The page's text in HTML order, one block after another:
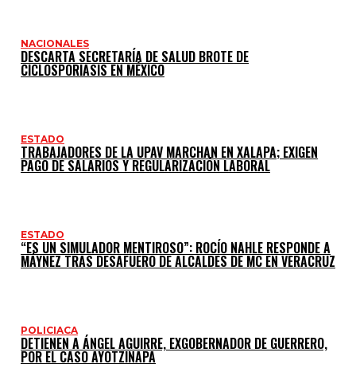
NACIONALES
DESCARTA SECRETARÍA DE SALUD BROTE DE
CICLOSPORIASIS EN MÉXICO
ESTADO
TRABAJADORES DE LA UPAV MARCHAN EN XALAPA; EXIGEN
PAGO DE SALARIOS Y REGULARIZACIÓN LABORAL
ESTADO
“ES UN SIMULADOR MENTIROSO”: ROCÍO NAHLE RESPONDE A
MÁYNEZ TRAS DESAFUERO DE ALCALDES DE MC EN VERACRUZ
POLICIACA
DETIENEN A ÁNGEL AGUIRRE, EXGOBERNADOR DE GUERRERO,
POR EL CASO AYOTZINAPA